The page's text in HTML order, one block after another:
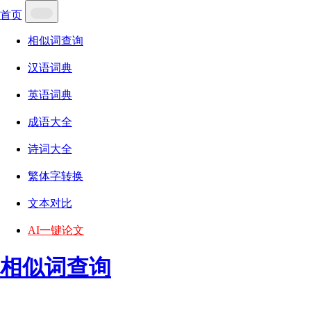
首页
相似词查询
汉语词典
英语词典
成语大全
诗词大全
繁体字转换
文本对比
AI一键论文
相似词查询